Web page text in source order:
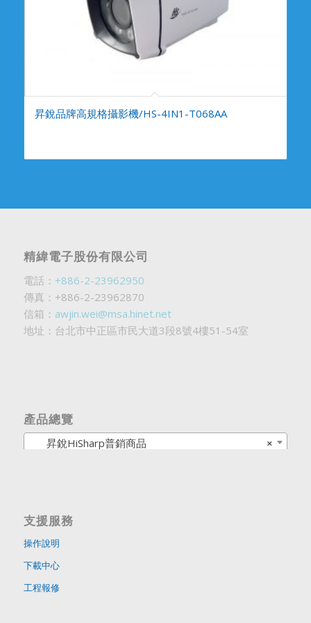
昇銳品牌高規格攝影機/HS-4IN1-T068AA
精緯電子股份有限公司
電話： +886-2-23962950
傳真：+886-2-23962870
信箱： awjin.wei@msa.hinet.net
地址：台北市中正區市民大道3段8號4樓51-54室
產品總覽
×
昇銳HiSharp普銷商品
支援服務
操作說明
下載中心
工程報修